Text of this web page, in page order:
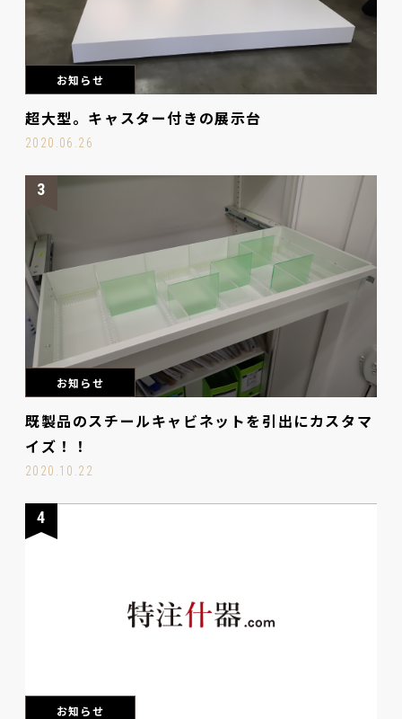
お知らせ
超大型。キャスター付きの展示台
2020.06.26
3
お知らせ
既製品のスチールキャビネットを引出にカスタマ
イズ！！
2020.10.22
4
お知らせ